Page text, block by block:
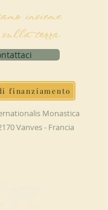
insieme
terra
finanziamento
Monastica
Vanves - Francia